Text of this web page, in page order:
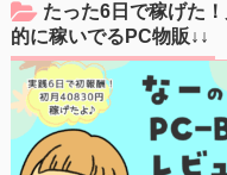
たった6日で稼げた
的に稼いでるPC物販↓↓